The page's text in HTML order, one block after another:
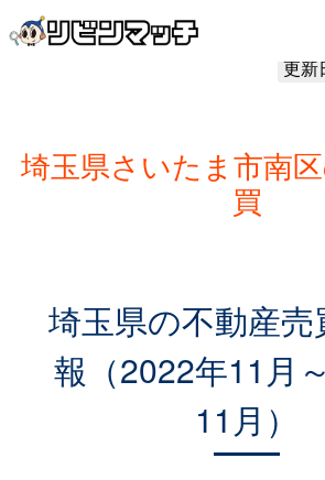
更新
埼玉県さいたま市南
買
埼玉県の不動産売
報（2022年11月
11月）